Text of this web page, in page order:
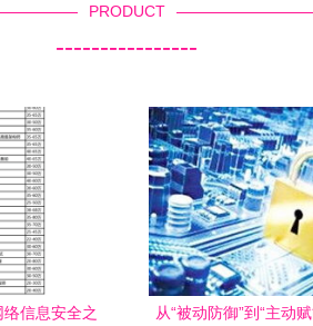
PRODUCT
----------------
信息安全之
从“被动防御”到“主动